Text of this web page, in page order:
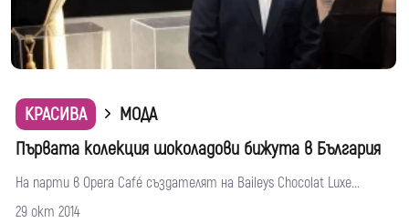
КРАСИВА
МОДА
Първата колекция шоколадови бижута в България
На парти в Opera Café създателят на Baileys Chocolat Luxe...
29 окт 2014